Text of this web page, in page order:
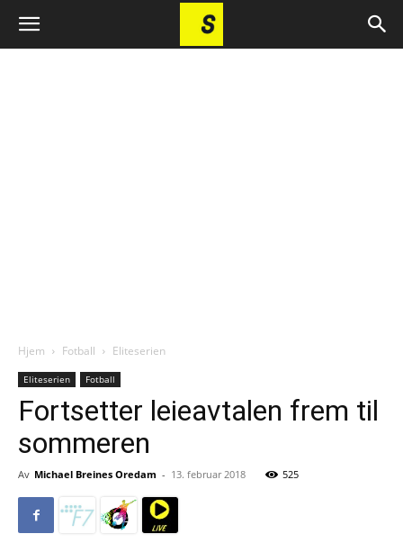
Hjem Fotball Eliteserien
Eliteserien Fotball
Fortsetter leieavtalen frem til
sommeren
Av Michael Breines Oredam - 13. februar 2018 525